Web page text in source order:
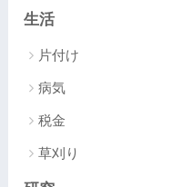
生活
片付け
病気
税金
草刈り